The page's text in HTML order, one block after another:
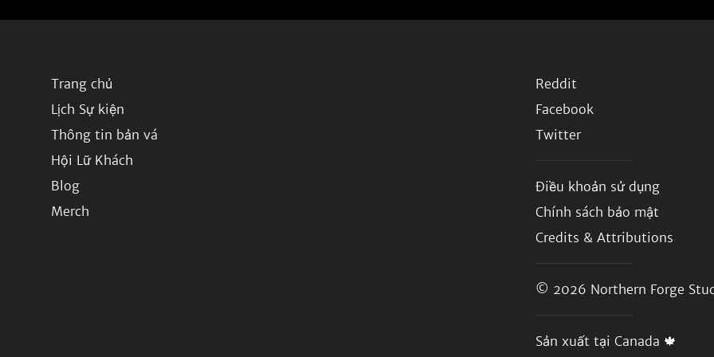
Trang chủ
Lịch Sự kiện
Thông tin bản vá
Hội Lữ Khách
Blog
Merch
Reddit
Facebook
Twitter
Điều khoản sử dụng
Chính sách bảo mật
Credits & Attributions
© 2026 Northern Forge
Sản xuất tại Canada 🍁